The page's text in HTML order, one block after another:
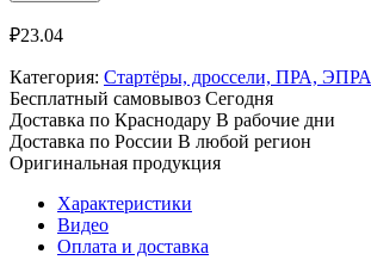
₽23.04
Категория: Стартёры, дроссели, ПРА, ЭПРА
Бесплатный самовывоз Сегодня
Доставка по Краснодару В рабочие дни
Доставка по России В любой регион
Оригинальная продукция
Характеристики
Видео
Оплата и доставка